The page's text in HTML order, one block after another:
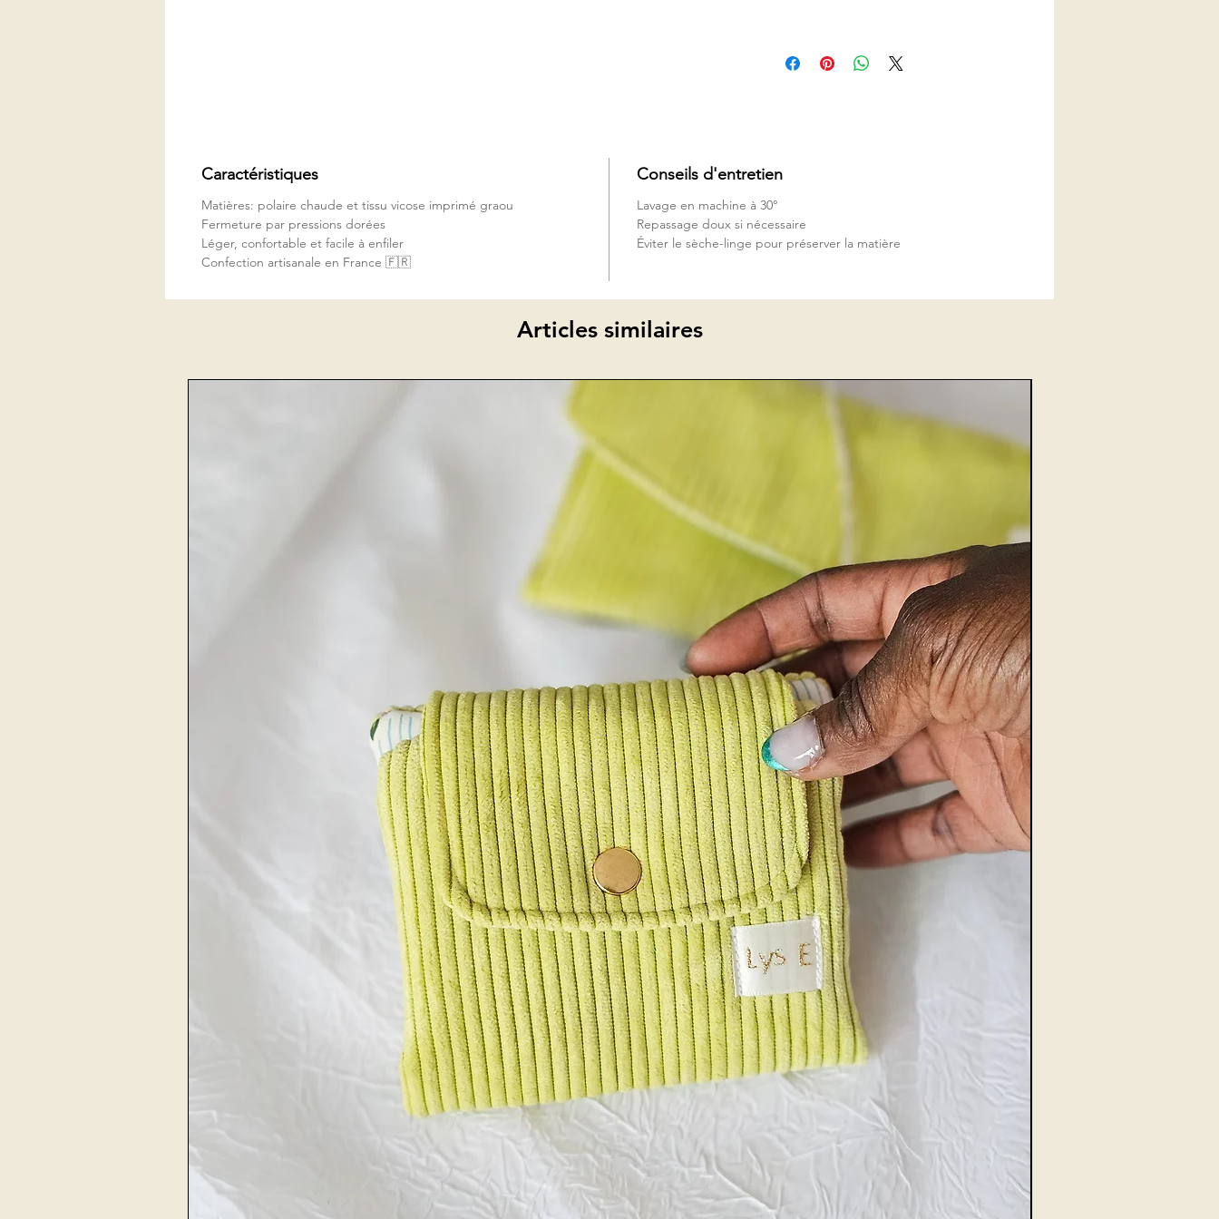
Caractéristiques
Matières: polaire chaude et tissu vicose imprimé graou
Fermeture par pressions dorées
Léger, confortable et facile à enfiler
Confection artisanale en France 🇫🇷
Conseils d'entretien
Lavage en machine à 30°
Repassage doux si nécessaire
Éviter le sèche-linge pour préserver la matière
Articles similaires